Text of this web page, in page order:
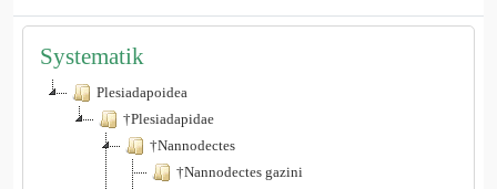
Systematik
Plesiadapoidea
†Plesiadapidae
†Nannodectes
†Nannodectes gazini